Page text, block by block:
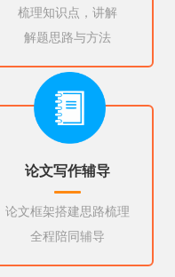
梳理知识点，讲解
解题思路与方法
论文写作辅导
论文框架搭建思路梳理
全程陪同辅导